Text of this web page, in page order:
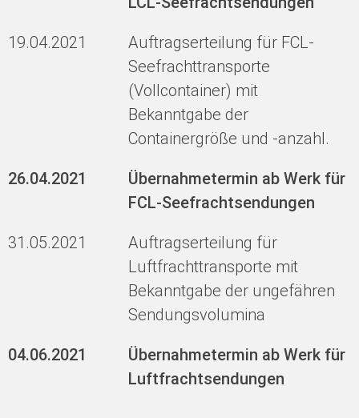
19.04.2021
Auftragserteilung für FCL-
Seefrachttransporte
(Vollcontainer) mit
Bekanntgabe der
Containergröße und -anzahl.
26.04.2021
Übernahmetermin ab Werk für
FCL-Seefrachtsendungen
31.05.2021
Auftragserteilung für
Luftfrachttransporte mit
Bekanntgabe der ungefähren
Sendungsvolumina
04.06.2021
Übernahmetermin ab Werk für
Luftfrachtsendungen